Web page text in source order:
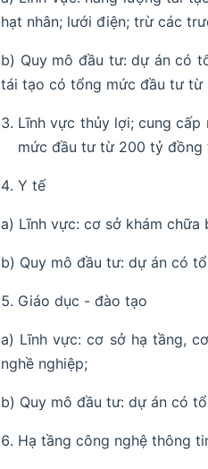
hạt nhân; lưới điện; trừ các
b) Quy mô đầu tư: dự án có
tái tạo có tổng mức đầu tư từ
Lĩnh vực thủy lợi; cung
mức đầu tư từ 200 tỷ đồng
Y tế
a) Lĩnh vực: cơ sở khám chữa
b) Quy mô đầu tư: dự án có
Giáo dục - đào tạo
a) Lĩnh vực: cơ sở hạ tầng,
nghề nghiệp;
b) Quy mô đầu tư: dự án có
Hạ tầng công nghệ thông